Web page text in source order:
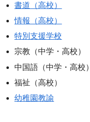
書道（高校）
情報（高校）
特別支援学校
宗教（中学・高校）
中国語（中学・高校）
福祉（高校）
幼稚園教諭